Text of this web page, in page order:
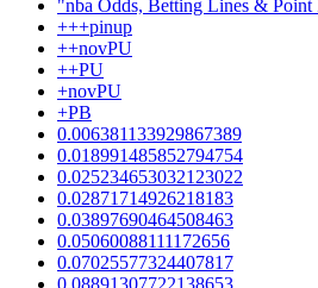
"nba Odds, Betting Lines & Point
+++pinup
++novPU
++PU
+novPU
+PB
0.006381133929867389
0.018991485852794754
0.025234653032123022
0.02871714926218183
0.03897690464508463
0.05060088111172656
0.07025577324407817
0.08891307722138653